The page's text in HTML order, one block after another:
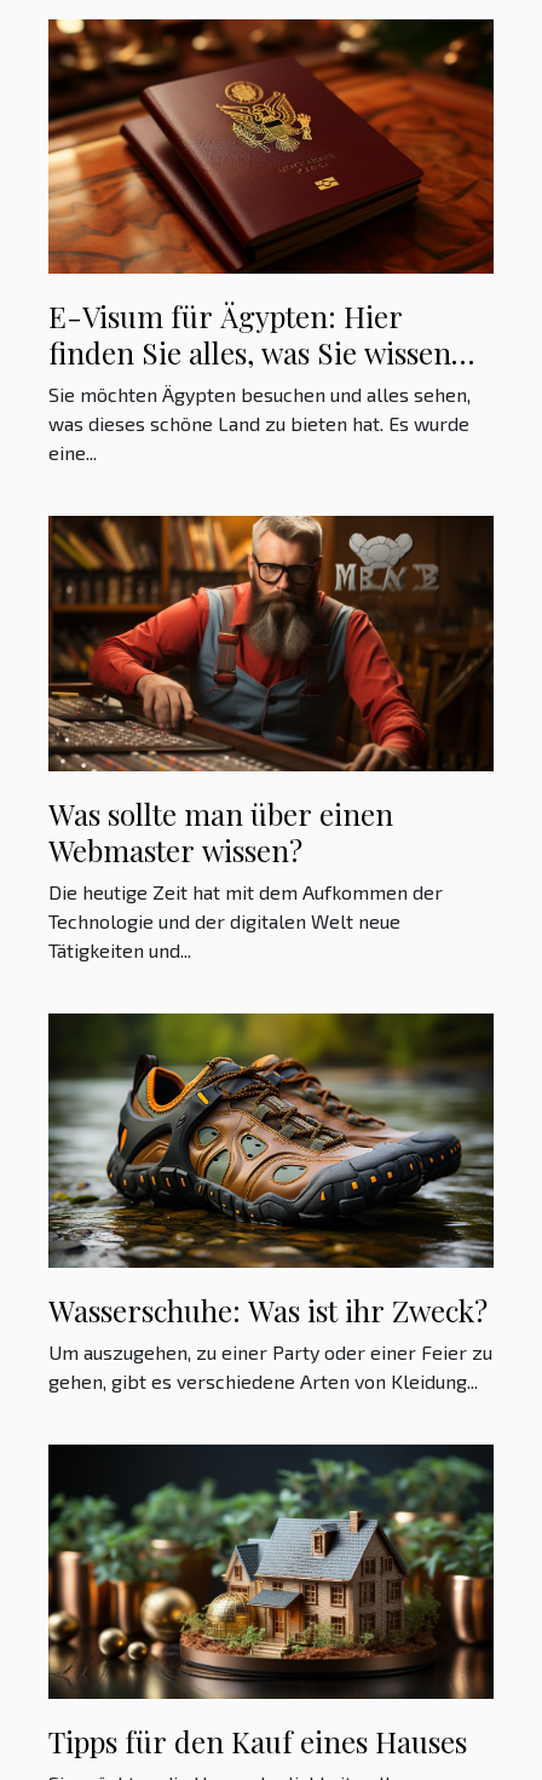
E-Visum für Ägypten: Hier
finden Sie alles, was Sie wissen
müssen, um ein elektronisches
Visum für Ägypten zu erhalten
Sie möchten Ägypten besuchen und alles sehen,
was dieses schöne Land zu bieten hat. Es wurde
eine...
Was sollte man über einen
Webmaster wissen?
Die heutige Zeit hat mit dem Aufkommen der
Technologie und der digitalen Welt neue
Tätigkeiten und...
Wasserschuhe: Was ist ihr Zweck?
Um auszugehen, zu einer Party oder einer Feier zu
gehen, gibt es verschiedene Arten von Kleidung...
Tipps für den Kauf eines Hauses